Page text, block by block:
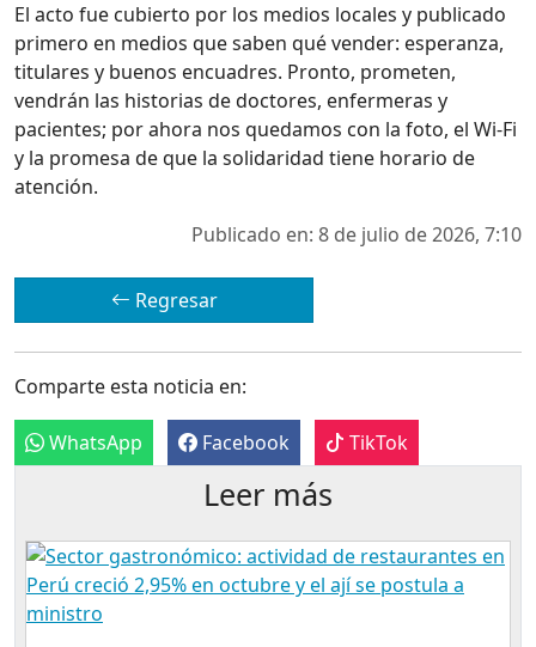
El acto fue cubierto por los medios locales y publicado
primero en medios que saben qué vender: esperanza,
titulares y buenos encuadres. Pronto, prometen,
vendrán las historias de doctores, enfermeras y
pacientes; por ahora nos quedamos con la foto, el Wi‑Fi
y la promesa de que la solidaridad tiene horario de
atención.
Publicado en: 8 de julio de 2026, 7:10
Regresar
Comparte esta noticia en:
WhatsApp Facebook TikTok
Leer más